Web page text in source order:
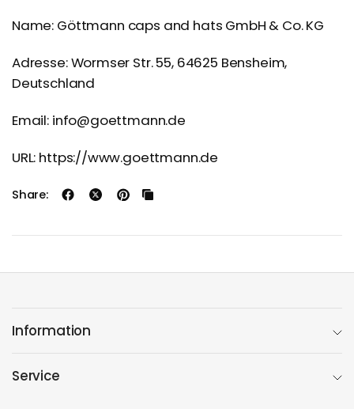
Name: Göttmann caps and hats GmbH & Co. KG
Adresse: Wormser Str. 55, 64625 Bensheim,
Deutschland
Email: info@goettmann.de
URL: https://www.goettmann.de
Share:
Information
Service